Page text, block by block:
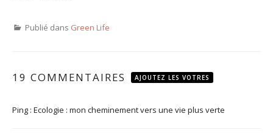
Publié dans Green Life
19 COMMENTAIRES AJOUTEZ LES VOTRES
Ping : Ecologie : mon cheminement vers une vie plus verte